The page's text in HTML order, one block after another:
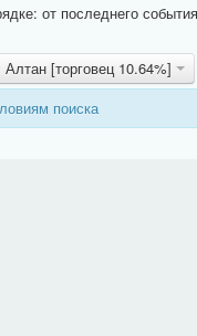
от последнего
[торговец 10.64%]
поиска